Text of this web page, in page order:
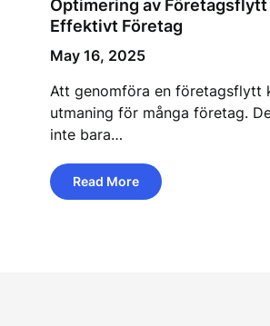
Optimering av
Effektivt Företag
May 16, 2025
Att genomföra en företagsflytt
utmaning för många företag.
inte bara…
Read More